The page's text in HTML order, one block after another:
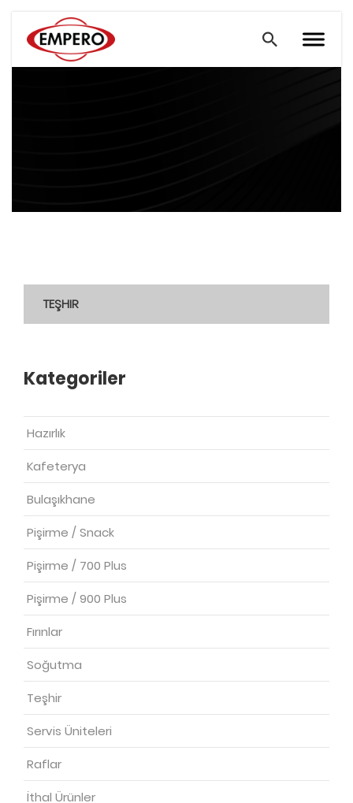
TEŞHIR
Kategoriler
Hazırlık
Kafeterya
Bulaşıkhane
Pişirme / Snack
Pişirme / 700 Plus
Pişirme / 900 Plus
Fırınlar
Soğutma
Teşhir
Servis Üniteleri
Raflar
İthal Ürünler